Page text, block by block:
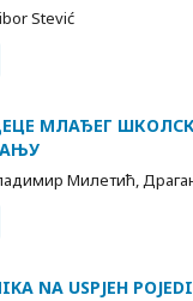
Stević
МЛАЂЕГ
Милетић,
NA USPJEH